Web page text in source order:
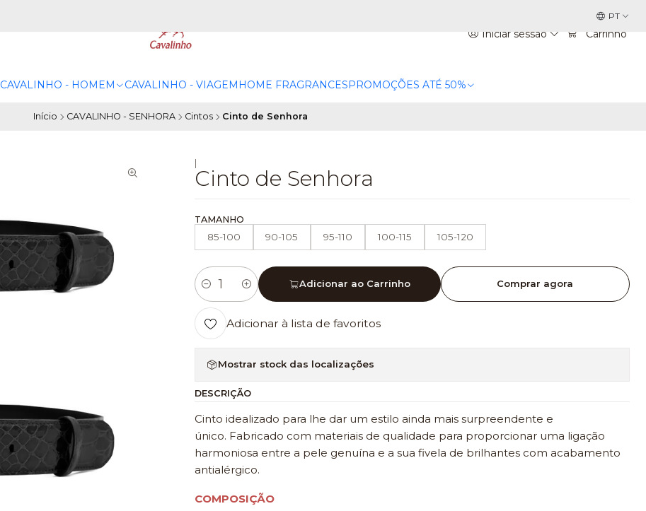
Iniciar sessão Carrinho
CAVALINHO - HOMEM CAVALINHO - VIAGEM HOME FRAGRANCESPROMOÇÕES ATÉ 50%
PT
Início CAVALINHO - SENHORA Cintos Cinto de Senhora
Cinto de Senhora
TAMANHO
85-100 90-105 95-110 100-115 105-120
Quantidade
Adicionar ao Carrinho Comprar agora
Adicionar à lista de favoritos
Mostrar stock das localizações
DESCRIÇÃO
Cinto idealizado para lhe dar um estilo ainda mais surpreendente e
único. Fabricado com materiais de qualidade para proporcionar uma ligação
harmoniosa entre a pele genuína e a sua fivela de brilhantes com acabamento
antialérgico.
COMPOSIÇÃO